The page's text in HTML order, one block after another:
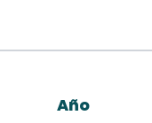
Año